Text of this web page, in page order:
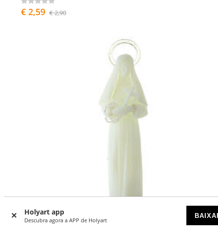
Holyart app
Descubra agora a APP de Holyart
€ 2,59 € 2,90